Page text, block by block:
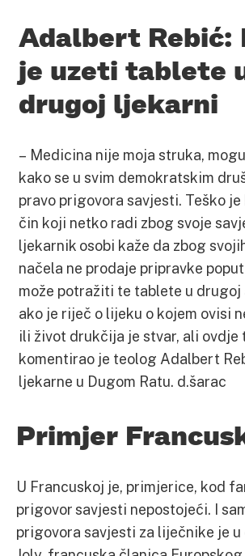
Adalbert Rebić:
je uzeti tablete
drugoj ljekarni
– Medicina nije moja struka,
kako se u svim demokratskim
pravo prigovora savjesti. Teško
čin koji netko radi zbog svoje
ljekarnik osobi kaže da zbog
načela ne prodaje pripravke
može potražiti te tablete u drugoj
ako je riječ o lijeku o kojem ovisi
ili život drukčija je stvar, ali ovdje
komentirao je teolog Adalbert
ljekarne u Dugom Ratu. d.šarac
Primjer
U Francuskoj je, primjerice, kod
prigovor savjesti nepostojeći. I
prigovora savjesti za liječnike je u